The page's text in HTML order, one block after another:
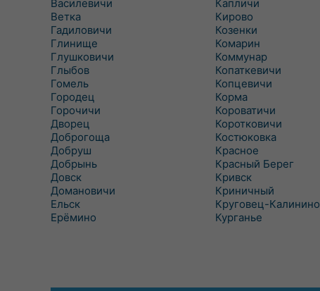
Василевичи
Ветка
Гадиловичи
Глинище
Глушковичи
Глыбов
Гомель
Городец
Горочичи
Дворец
Доброгоща
Добруш
Добрынь
Довск
Домановичи
Ельск
Ерёмино
Капличи
Кирово
Козенки
Комарин
Коммунар
Копаткевичи
Копцевичи
Корма
Короватичи
Коротковичи
Костюковка
Красное
Красный Берег
Кривск
Криничный
Круговец-Калинино
Курганье